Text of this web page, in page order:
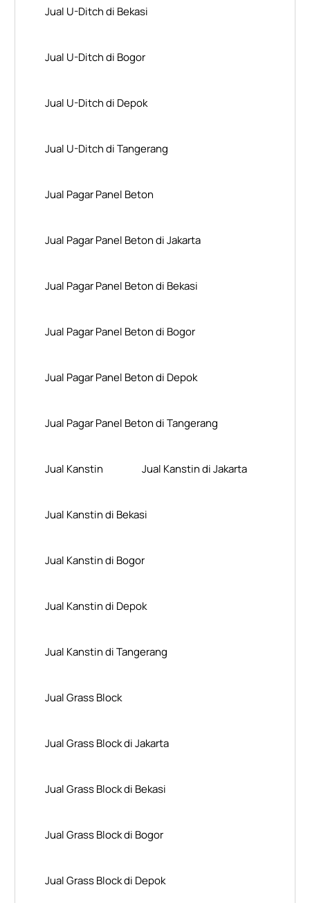
Jual U-Ditch di Bekasi
Jual U-Ditch di Bogor
Jual U-Ditch di Depok
Jual U-Ditch di Tangerang
Jual Pagar Panel Beton
Jual Pagar Panel Beton di Jakarta
Jual Pagar Panel Beton di Bekasi
Jual Pagar Panel Beton di Bogor
Jual Pagar Panel Beton di Depok
Jual Pagar Panel Beton di Tangerang
Jual Kanstin Jual Kanstin di Jakarta
Jual Kanstin di Bekasi
Jual Kanstin di Bogor
Jual Kanstin di Depok
Jual Kanstin di Tangerang
Jual Grass Block
Jual Grass Block di Jakarta
Jual Grass Block di Bekasi
Jual Grass Block di Bogor
Jual Grass Block di Depok